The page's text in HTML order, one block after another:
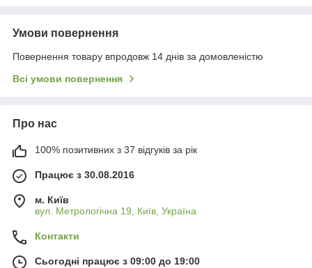
Умови повернення
Повернення товару впродовж 14 днів за домовленістю
Всі умови повернення
Про нас
100% позитивних з 37 відгуків за рік
Працює з 30.08.2016
м. Київ
вул. Метрологічна 19, Київ, Україна
Контакти
Сьогодні працює з 09:00 до 19:00